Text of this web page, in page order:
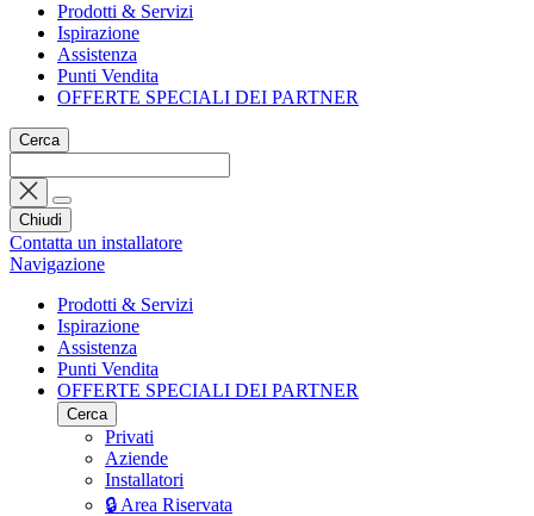
Prodotti & Servizi
Ispirazione
Assistenza
Punti Vendita
OFFERTE SPECIALI DEI PARTNER
Cerca
Chiudi
Contatta un installatore
Navigazione
Prodotti & Servizi
Ispirazione
Assistenza
Punti Vendita
OFFERTE SPECIALI DEI PARTNER
Cerca
Privati
Aziende
Installatori
🔒 Area Riservata